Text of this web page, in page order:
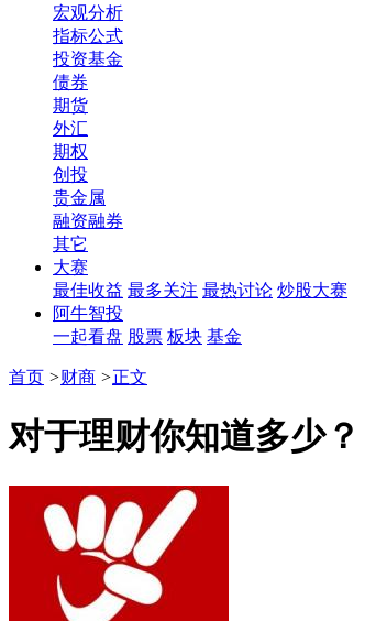
宏观分析
指标公式
投资基金
债券
期货
外汇
期权
创投
贵金属
融资融券
其它
大赛
最佳收益 最多关注 最热讨论 炒股大赛
阿牛智投
一起看盘 股票 板块 基金
首页 >财商 >正文
对于理财你知道多少？